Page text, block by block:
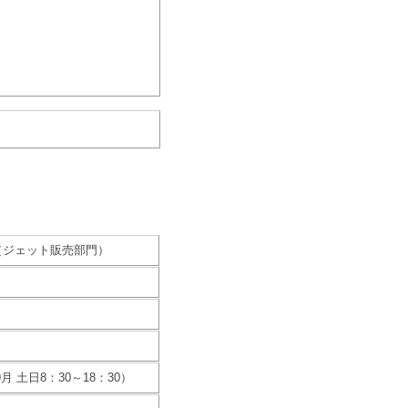
ェット販売部門）
土日8：30～18：30）